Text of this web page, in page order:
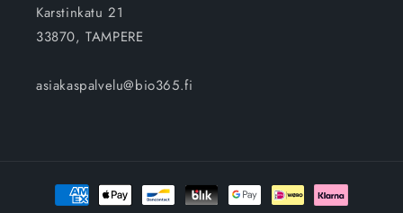
Karstinkatu 21
33870, TAMPERE
asiakaspalvelu@bio365.fi
Maksutavat